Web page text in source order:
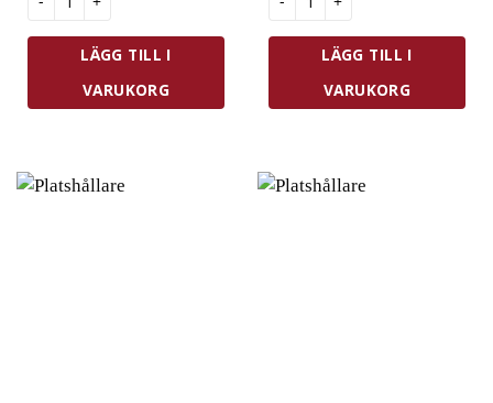
LÄGG TILL I
VARUKORG
LÄGG TILL I
VARUKORG